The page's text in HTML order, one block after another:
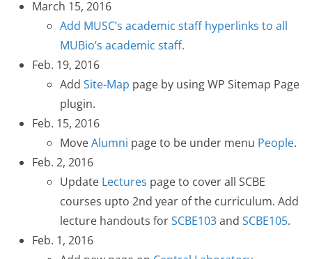
March 15, 2016
Add MUSC’s academic staff hyperlinks to all
MUBio’s academic staff.
Feb. 19, 2016
Add Site-Map page by using WP Sitemap Page
plugin.
Feb. 15, 2016
MoveAlumni page to be under menu People.
Feb. 2, 2016
Update Lectures page to cover all SCBE
courses upto 2nd year of the curriculum. Add
lecture handouts forSCBE103and SCBE105.
Feb. 1, 2016